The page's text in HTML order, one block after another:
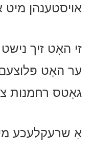
אויסטענהן מיט
זי האָט זיך נישט
ער האָט
גאָטס רחמנות
אַ שרעקלעכע